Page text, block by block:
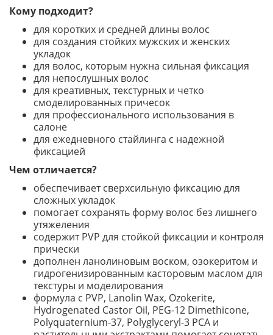
Кому подходит?
для коротких и средней длины волос
для создания стойких мужских и женских
укладок
для волос, которым нужна сильная фиксация
для непослушных волос
для креативных, текстурных и четко
смоделированных причесок
для профессионального использования в
салоне
для ежедневного стайлинга с надежной
фиксацией
Чем отличается?
обеспечивает сверхсильную фиксацию для
сложных укладок
помогает сохранять форму волос без лишнего
утяжеления
содержит PVP для стойкой фиксации и контроля
прически
дополнен ланолиновым воском, озокеритом и
гидрогенизированным касторовым маслом для
текстуры и моделирования
формула с PVP, Lanolin Wax, Ozokerite,
Hydrogenated Castor Oil, PEG-12 Dimethicone,
Polyquaternium-37, Polyglyceryl-3 PCA и